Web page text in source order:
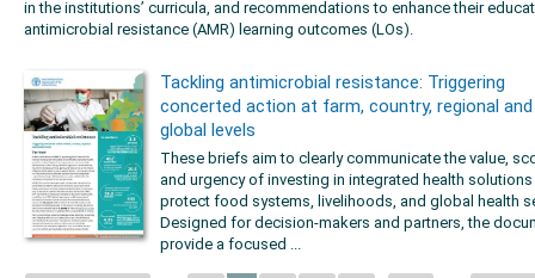
in the institutions’ curricula, and recommendations to enhance their
antimicrobial resistance (AMR) learning outcomes (LOs).
Tackling antimicrobial resistance: Triggering
concerted action at farm, country, regional and
global levels
These briefs aim to clearly communicate the value,
and urgency of investing in integrated health
protect food systems, livelihoods, and global health
Designed for decision-makers and partners, the
provide a focused ...